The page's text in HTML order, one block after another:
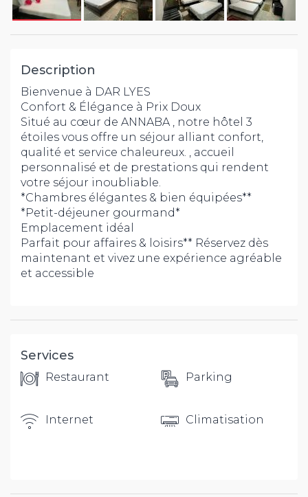
Description
Bienvenue à DAR LYES
Confort & Élégance à Prix Doux
Situé au cœur de ANNABA , notre hôtel 3
étoiles vous offre un séjour alliant confort,
qualité et service chaleureux. , accueil
personnalisé et de prestations qui rendent
votre séjour inoubliable.
*Chambres élégantes & bien équipées**
*Petit-déjeuner gourmand*
Emplacement idéal
Parfait pour affaires & loisirs** Réservez dès
maintenant et vivez une expérience agréable
et accessible
Services
Restaurant
Internet
Parking
Climatisation